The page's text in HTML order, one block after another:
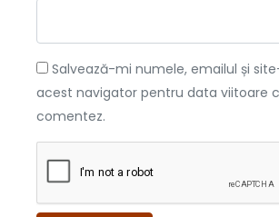
Salvează-mi numele, emailul și
acest navigator pentru data viitoare
comentez.